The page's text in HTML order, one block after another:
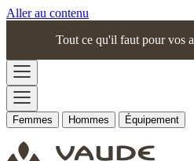
Aller au contenu
Tout ce qu'il faut pour vos
Femmes Hommes Équipement